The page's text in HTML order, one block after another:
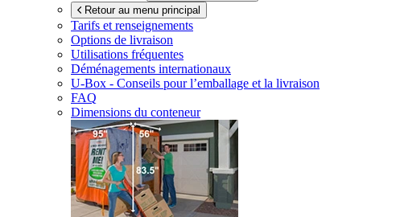
Retour au menu principal
Tarifs et renseignements
Options de livraison
Utilisations fréquentes
Déménagements internationaux
U-Box - Conseils pour l’emballage et la livraison
FAQ
Dimensions du conteneur